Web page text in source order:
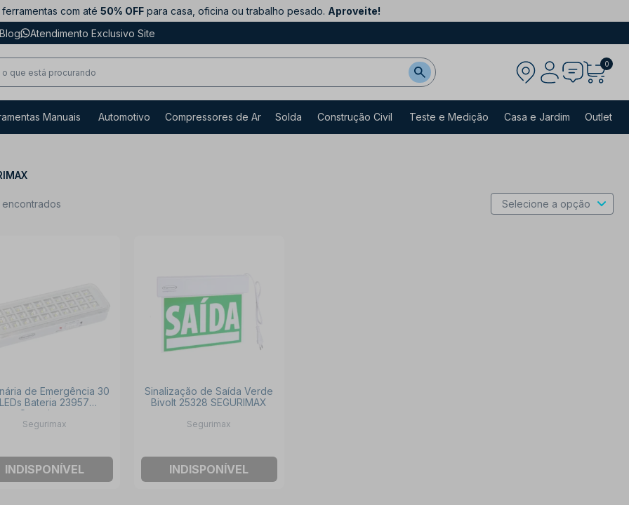
ferramentas com até 50% OFF para casa, oficina ou trabalho pesado. Aproveite!
Blog
Atendimento Exclusivo Site
0
Manuais Automotivo Compressores de Ar Solda Construção Civil Teste e Medição Casa e Jardim Outlet
de Emergência 30
LEDs Bateria 23957
Segurimax
Segurimax
INDISPONÍVEL
Sinalização de Saída Verde
Bivolt 25328 SEGURIMAX
Segurimax
INDISPONÍVEL